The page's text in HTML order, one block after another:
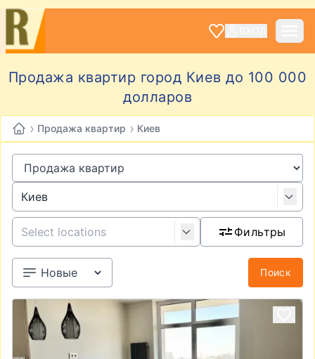
Продажа квартир город Киев до 100 000
долларов
› Продажа квартир › Киев
Фильтры
Поиск